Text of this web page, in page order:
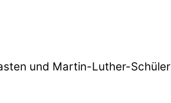
und Martin-Luther-Schüler